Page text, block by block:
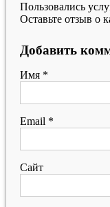
Пользовались
Оставьте отзыв о
Добавить
Имя *
Email *
Сайт